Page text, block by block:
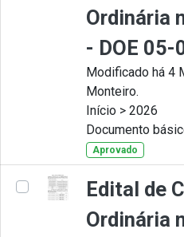
Ordinária
- DOE
Modificado há 4
Monteiro.
Início > 2026
Documento
Aprovado
Edital de
Ordinária